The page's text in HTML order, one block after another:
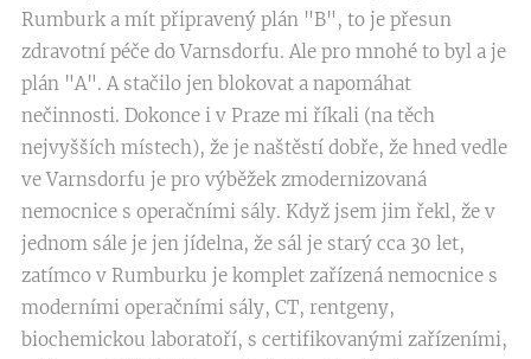
Rumburk a mít připravený plán "B", to je přesun
zdravotní péče do Varnsdorfu. Ale pro mnohé to byl a je
plán "A". A stačilo jen blokovat a napomáhat
nečinnosti. Dokonce i v Praze mi říkali (na těch
nejvyšších místech), že je naštěstí dobře, že hned vedle
ve Varnsdorfu je pro výběžek zmodernizovaná
nemocnice s operačními sály. Když jsem jim řekl, že v
jednom sále je jen jídelna, že sál je starý cca 30 let,
zatímco v Rumburku je komplet zařízená nemocnice s
moderními operačními sály, CT, rentgeny,
biochemickou laboratoří, s certifikovanými zařízeními,